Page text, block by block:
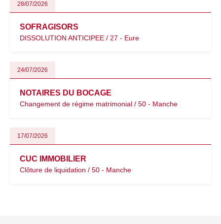
28/07/2026
SOFRAGISORS
DISSOLUTION ANTICIPEE / 27 - Eure
24/07/2026
NOTAIRES DU BOCAGE
Changement de régime matrimonial / 50 - Manche
17/07/2026
CUC IMMOBILIER
Clôture de liquidation / 50 - Manche